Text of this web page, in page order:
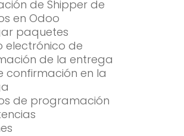
de Shipper de
en Odoo
paquetes
electrónico de
de la entrega
confirmación en la
de programación